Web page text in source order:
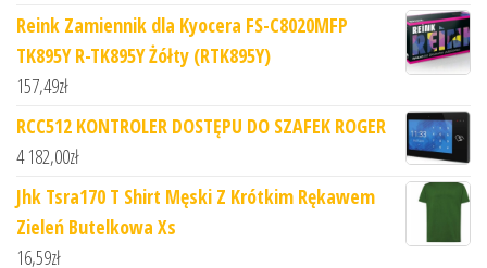
Reink Zamiennik dla Kyocera FS-C8020MFP
TK895Y R-TK895Y Żółty (RTK895Y)
157,49zł
RCC512 KONTROLER DOSTĘPU DO SZAFEK ROGER
4 182,00zł
Jhk Tsra170 T Shirt Męski Z Krótkim Rękawem
Zieleń Butelkowa Xs
16,59zł